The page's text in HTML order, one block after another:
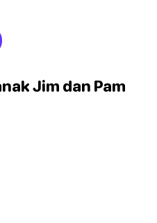
Jim dan Pam